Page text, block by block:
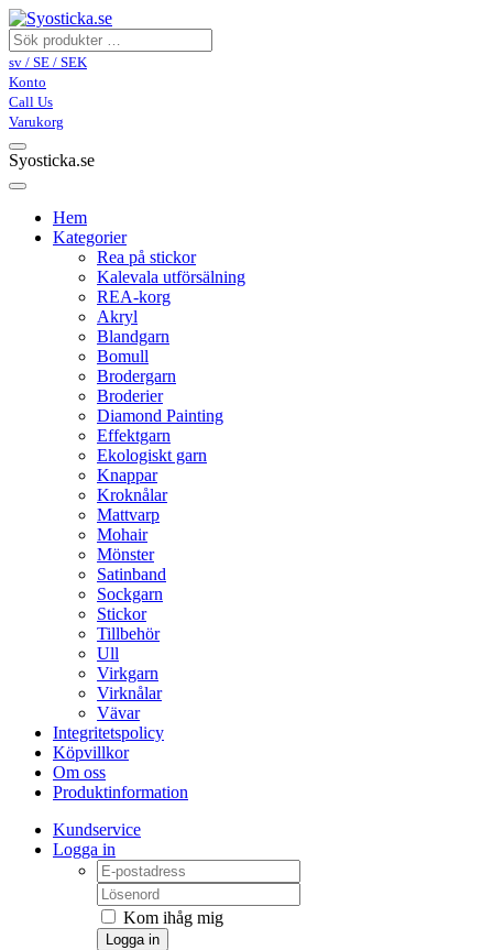
sv / SE / SEK
Konto
Call Us
Varukorg
Syosticka.se
Hem
Kategorier
Rea på stickor
Kalevala utförsälning
REA-korg
Akryl
Blandgarn
Bomull
Brodergarn
Broderier
Diamond Painting
Effektgarn
Ekologiskt garn
Knappar
Kroknålar
Mattvarp
Mohair
Mönster
Satinband
Sockgarn
Stickor
Tillbehör
Ull
Virkgarn
Virknålar
Vävar
Integritetspolicy
Köpvillkor
Om oss
Produktinformation
Kundservice
Logga in
Kom ihåg mig
Logga in